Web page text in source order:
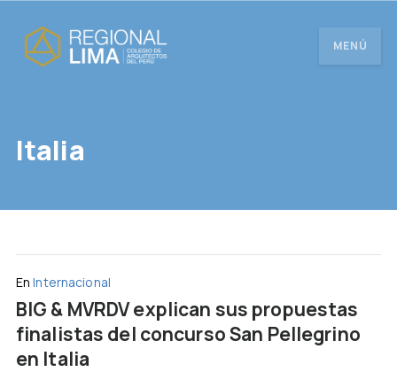
MENÚ
Italia
En Internacional
BIG & MVRDV explican sus propuestas
finalistas del concurso San Pellegrino
en Italia